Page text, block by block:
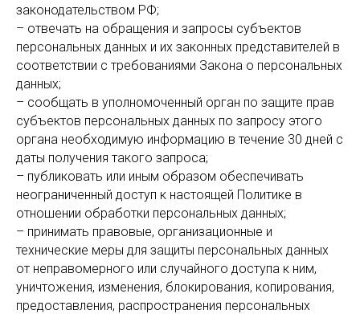
законодательством РФ;
– отвечать на обращения и запросы субъектов
персональных данных и их законных представителей в
соответствии с требованиями Закона о персональных
данных;
– сообщать в уполномоченный орган по защите прав
субъектов персональных данных по запросу этого
органа необходимую информацию в течение 30 дней с
даты получения такого запроса;
– публиковать или иным образом обеспечивать
неограниченный доступ к настоящей Политике в
отношении обработки персональных данных;
– принимать правовые, организационные и
технические меры для защиты персональных данных
от неправомерного или случайного доступа к ним,
уничтожения, изменения, блокирования, копирования,
предоставления, распространения персональных